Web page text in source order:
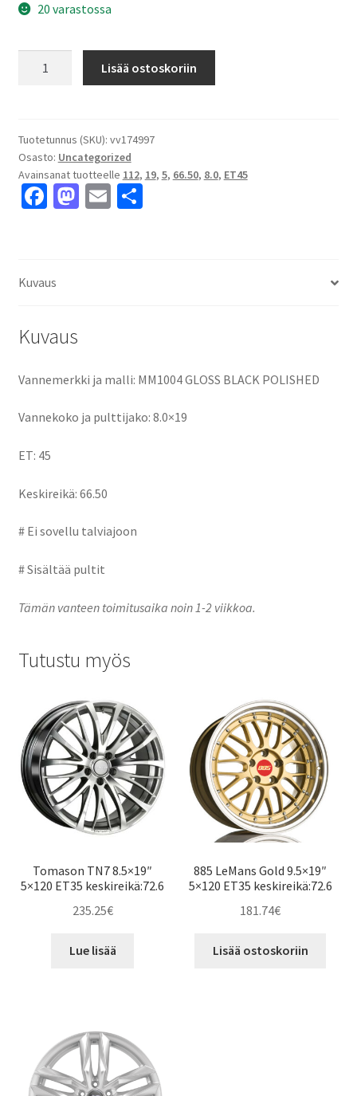
20 varastossa
8.0x19"
5x112
ET45
keskireikä:66.50
Lisää ostoskoriin
Tuotetunnus (SKU): vv174997
Osasto: Uncategorized
Avainsanat tuotteelle 112, 19, 5, 66.50, 8.0, ET45
Fa
o
M E S
Kuvaus
Kuvaus
Vannemerkki ja malli: MM1004 GLOSS BLACK POLISHED
Vannekoko ja pulttijako: 8.0×19
ET: 45
Keskireikä: 66.50
# Ei sovellu talviajoon
# Sisältää pultit
Tämän vanteen toimitusaika noin 1-2 viikkoa.
Tutustu myös
Tomason TN7 8.5×19″
5×120 ET35 keskireikä:72.6
235.25€
Lue lisää
885 LeMans Gold 9.5×19″
5×120 ET35 keskireikä:72.6
181.74€
Lisää ostoskoriin